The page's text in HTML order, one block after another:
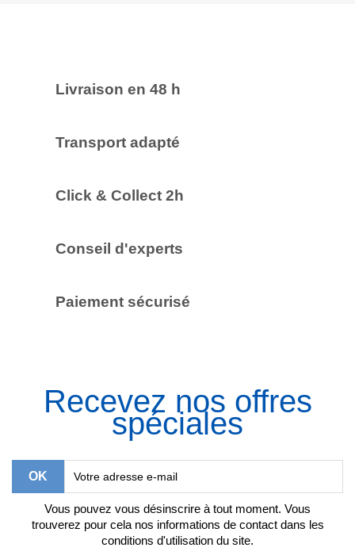
Livraison en 48 h
Transport adapté
Click & Collect 2h
Conseil d'experts
Paiement sécurisé
Recevez nos offres
spéciales
Vous pouvez vous désinscrire à tout moment. Vous
trouverez pour cela nos informations de contact dans les
conditions d'utilisation du site.